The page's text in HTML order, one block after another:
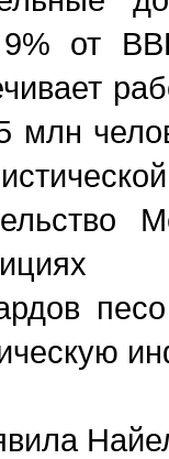
9% от
млн